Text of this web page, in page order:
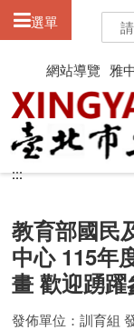
網站導覽 雅
選單
:::
:::
教育部國民
中心 115年
畫 歡迎踴躍
發佈單位：訓育組